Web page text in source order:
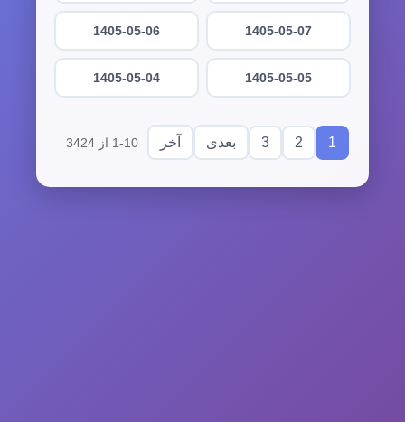
1405-05-07
1405-05-06
1405-05-05
1405-05-04
1
2
3 بعدی آخر 1-10 از 3424